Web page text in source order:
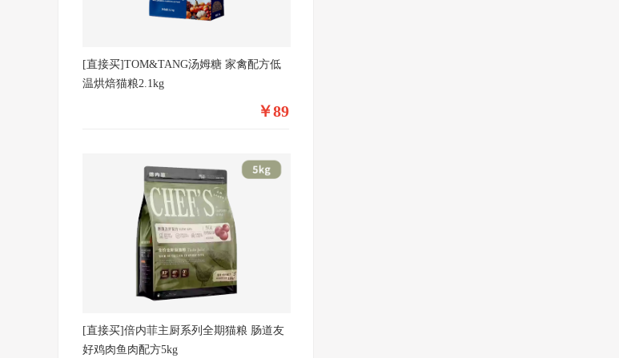
[直接买]TOM&TANG汤姆糖 家禽配方低
温烘焙猫粮2.1kg
￥89
[直接买]倍内菲主厨系列全期猫粮 肠道友
好鸡肉鱼肉配方5kg